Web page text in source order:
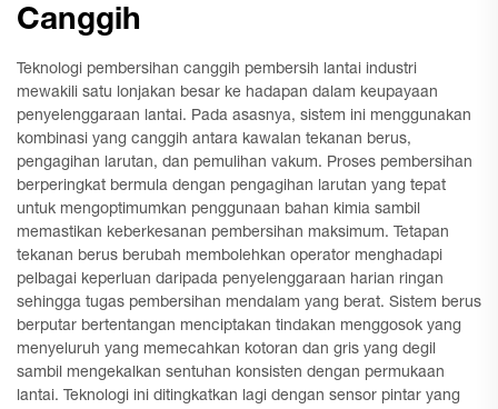
Canggih
Teknologi pembersihan canggih pembersih lantai industri
mewakili satu lonjakan besar ke hadapan dalam keupayaan
penyelenggaraan lantai. Pada asasnya, sistem ini menggunakan
kombinasi yang canggih antara kawalan tekanan berus,
pengagihan larutan, dan pemulihan vakum. Proses pembersihan
berperingkat bermula dengan pengagihan larutan yang tepat
untuk mengoptimumkan penggunaan bahan kimia sambil
memastikan keberkesanan pembersihan maksimum. Tetapan
tekanan berus berubah membolehkan operator menghadapi
pelbagai keperluan daripada penyelenggaraan harian ringan
sehingga tugas pembersihan mendalam yang berat. Sistem berus
berputar bertentangan menciptakan tindakan menggosok yang
menyeluruh yang memecahkan kotoran dan gris yang degil
sambil mengekalkan sentuhan konsisten dengan permukaan
lantai. Teknologi ini ditingkatkan lagi dengan sensor pintar yang